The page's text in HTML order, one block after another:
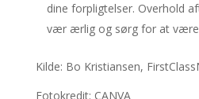
dine forpligtelser. Overhold
vær ærlig og sørg for at være
Kilde: Bo Kristiansen,
Fotokredit: CANVA